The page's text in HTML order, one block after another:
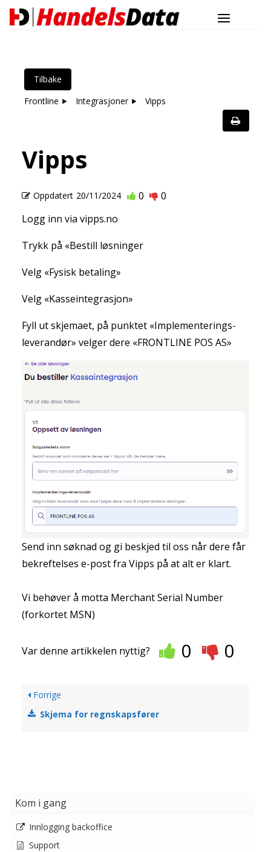
Kom i gang
Innlogging backoffice
Support
Tilbake
Frontline
Integrasjoner Vipps
Vipps
Oppdatert 20/11/2024 0
0
Logg inn via vipps.no
Trykk på «Bestill løsninger
Velg «Fysisk betaling»
Velg «Kasseintegrasjon»
Fyll ut skjemaet, på punktet «Implementerings-
leverandør» velger dere «FRONTLINE POS AS»
Send inn søknad og gi beskjed til oss når dere får
bekreftelses e-post fra Vipps på at alt er klart.
Vi behøver å motta Merchant Serial Number
(forkortet MSN)
Var denne artikkelen nyttig? 0 0
Forrige
Skjema for regnskapsfører